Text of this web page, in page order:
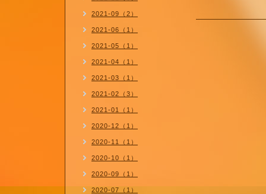
2021-09（2）
2021-06（1）
2021-05（1）
2021-04（1）
2021-03（1）
2021-02（3）
2021-01（1）
2020-12（1）
2020-11（1）
2020-10（1）
2020-09（1）
2020-07（1）